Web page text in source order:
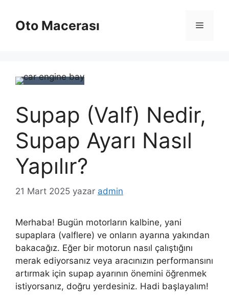
Oto Macerası Menü
Supap (Valf) Nedir,
Supap Ayarı Nasıl
Yapılır?
21 Mart 2025 yazar admin
Merhaba! Bugün motorların kalbine, yani
supaplara (valflere) ve onların ayarına yakından
bakacağız. Eğer bir motorun nasıl çalıştığını
merak ediyorsanız veya aracınızın performansını
artırmak için supap ayarının önemini öğrenmek
istiyorsanız, doğru yerdesiniz. Hadi başlayalım!